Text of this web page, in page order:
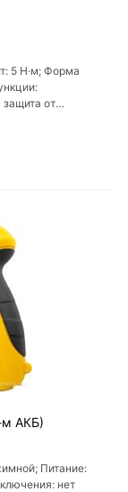
5 Н·м; Форма
защита от
м АКБ)
Питание:
нет